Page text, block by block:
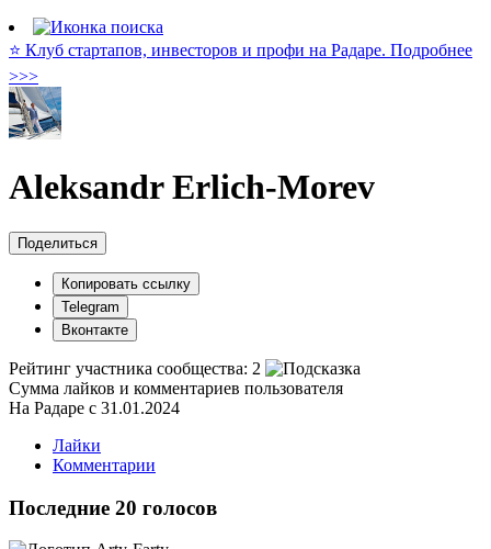
⭐️ Клуб стартапов, инвесторов и профи на Радаре. Подробнее
>>>
Aleksandr Erlich-Morev
Поделиться
Копировать ссылку
Telegram
Вконтакте
Рейтинг участника сообщества: 2
Сумма лайков и комментариев пользователя
На Радаре с 31.01.2024
Лайки
Комментарии
Последние 20 голосов